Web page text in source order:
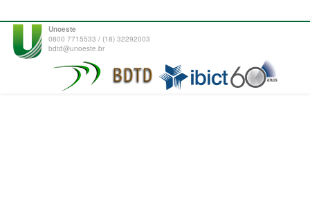
Unoeste
0800 7715533 / (18) 32292003
bdtd@unoeste.br